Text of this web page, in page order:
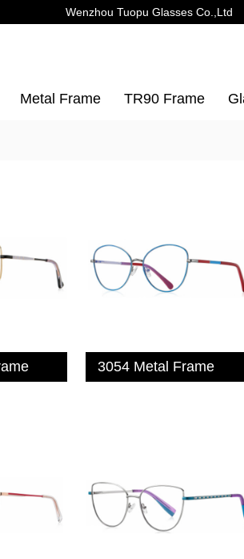
Wenzhou Tuopu Glasses Co.,Ltd
Metal Frame TR90 Frame
3054 Metal Frame